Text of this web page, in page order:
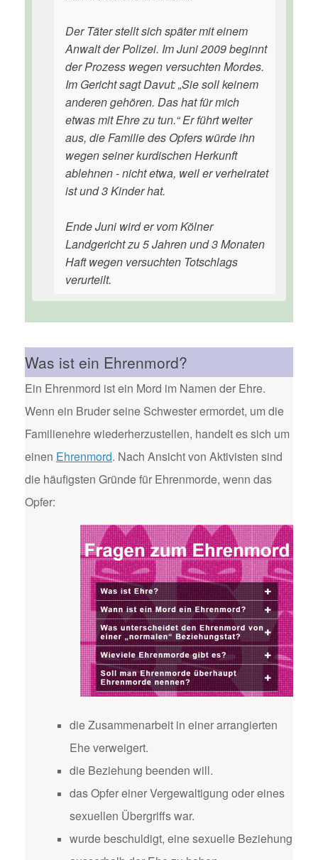
Der Täter stellt sich später mit einem
Anwalt der Polizei. Im Juni 2009 beginnt
der Prozess wegen versuchten Mordes.
Im Gericht sagt Davut: „Sie soll keinem
anderen gehören. Das hat für mich
etwas mit Ehre zu tun.“ Er führt weiter
aus, die Familie des Opfers würde ihn
wegen seiner kurdischen Herkunft
ablehnen - nicht etwa, weil er verheiratet
ist und 3 Kinder hat.
Ende Juni wird er vom Kölner
Landgericht zu 5 Jahren und 3 Monaten
Haft wegen versuchten Totschlags
verurteilt.
Was ist ein Ehrenmord?
Ein Ehrenmord ist ein Mord im Namen der Ehre.
Wenn ein Bruder seine Schwester ermordet, um die
Familienehre wiederherzustellen, handelt es sich um
einen Ehrenmord. Nach Ansicht von Aktivisten sind
die häufigsten Gründe für Ehrenmorde, wenn das
Opfer:
die Zusammenarbeit in einer arrangierten
Ehe verweigert.
die Beziehung beenden will.
das Opfer einer Vergewaltigung oder eines
sexuellen Übergriffs war.
wurde beschuldigt, eine sexuelle Beziehung